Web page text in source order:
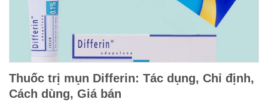
Thuốc trị mụn Differin: Tác dụng, Chỉ định,
Cách dùng, Giá bán